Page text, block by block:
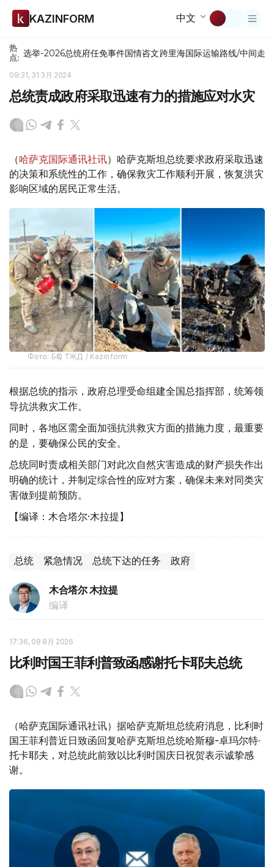
KAZINFORM 中文
热
点: 选举-2026总统府任免事件国情咨文跨里海国际运输路线/中间走廊
09:31, 31 3月 2024
总统责成政府采取迅速有力的措施应对水灾
（哈萨克国际通讯社讯）哈萨克斯坦总统要求政府采取迅速
的决策和系统性的工作，确保救灾工作顺利开展，恢复洪灾
影响区域的居民正常生活。
Фото: БҚО ТЖД / Kazinform
根据总统的指示，政府总理受命组建全国总指挥部，统筹领
导抗洪救灾工作。
同时，各地区需全面加强抗洪救灾方面的措施力度，最重要
的是，要确保公民的安全。
总统同时责成相关部门对此次自然灾害造成的财产损失作出
明确的统计，并制定综合性的应对方案，确保未来对同类灾
害做到提前预防。
【编译：木合塔尔·木拉提】
总统 紧急情况 总统下达的任务 政府
木合塔尔 木拉提
编译
17:36, 08 8月 2026
比利时国王菲利普致函感谢托卡耶夫总统
（哈萨克国际通讯社讯）据哈萨克斯坦总统府消息，比利时
国王菲利普近日致函回复哈萨克斯坦总统哈斯穆-卓玛尔特·
托卡耶夫，对总统此前致以比利时国庆日祝贺表示诚挚感
谢。